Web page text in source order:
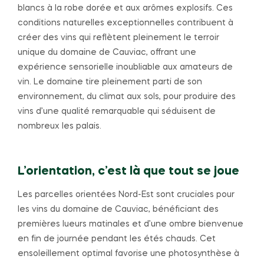
blancs à la robe dorée et aux arômes explosifs. Ces
conditions naturelles exceptionnelles contribuent à
créer des vins qui reflètent pleinement le terroir
unique du domaine de Cauviac, offrant une
expérience sensorielle inoubliable aux amateurs de
vin. Le domaine tire pleinement parti de son
environnement, du climat aux sols, pour produire des
vins d’une qualité remarquable qui séduisent de
nombreux les palais.
L’orientation, c’est là que tout se joue
Les parcelles orientées Nord-Est sont cruciales pour
les vins du domaine de Cauviac, bénéficiant des
premières lueurs matinales et d’une ombre bienvenue
en fin de journée pendant les étés chauds. Cet
ensoleillement optimal favorise une photosynthèse à